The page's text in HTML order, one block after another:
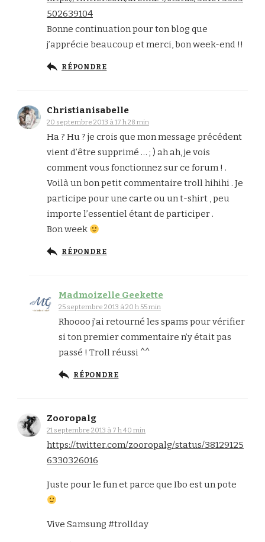
502639104
Bonne continuation pour ton blog que
j’apprécie beaucoup et merci, bon week-end !!
RÉPONDRE
Christianisabelle
20 septembre 2013 à 17 h 28 min
Ha ? Hu ? je crois que mon message précédent
vient d’être supprimé … ; ) ah ah, je vois
comment vous fonctionnez sur ce forum ! .
Voilà un bon petit commentaire troll hihihi . Je
participe pour une carte ou un t-shirt , peu
importe l’essentiel étant de participer .
Bon week
RÉPONDRE
Madmoizelle Geekette
25 septembre 2013 à 20 h 55 min
Rhoooo j’ai retourné les spams pour vérifier
si ton premier commentaire n’y était pas
passé ! Troll réussi ^^
RÉPONDRE
Zooropalg
21 septembre 2013 à 7 h 40 min
https://twitter.com/zooropalg/status/38129125
6330326016
Juste pour le fun et parce que Ibo est un pote
Vive Samsung #trollday